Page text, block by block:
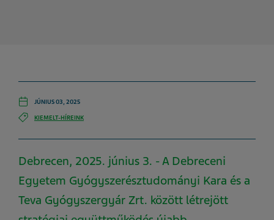
JÚNIUS 03, 2025
KIEMELT-HÍREINK
Debrecen, 2025. június 3. - A Debreceni
Egyetem Gyógyszerésztudományi Kara és a
Teva Gyógyszergyár Zrt. között létrejött